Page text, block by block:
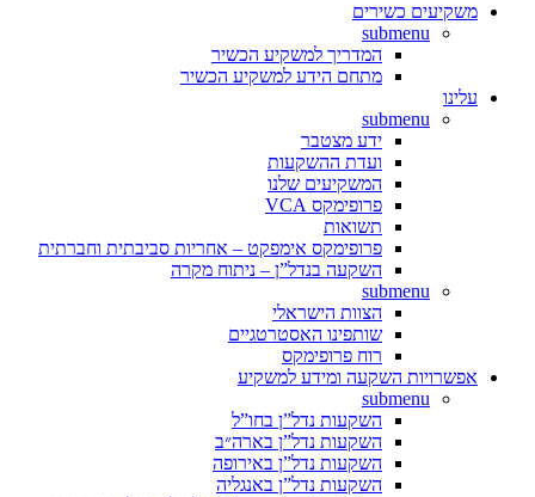
משקיעים כשירים
submenu
המדריך למשקיע הכשיר
מתחם הידע למשקיע הכשיר
עלינו
submenu
ידע מצטבר
ועדת ההשקעות
המשקיעים שלנו
פרופימקס VCA
תשואות
פרופימקס אימפקט – אחריות סביבתית וחברתית
השקעה בנדל”ן – ניתוח מקרה
submenu
הצוות הישראלי
שותפינו האסטרטגיים
רוח פרופימקס
אפשרויות השקעה ומידע למשקיע
submenu
השקעות נדל”ן בחו”ל
השקעות נדל”ן בארה״ב
השקעות נדל”ן באירופה
השקעות נדל”ן באנגליה